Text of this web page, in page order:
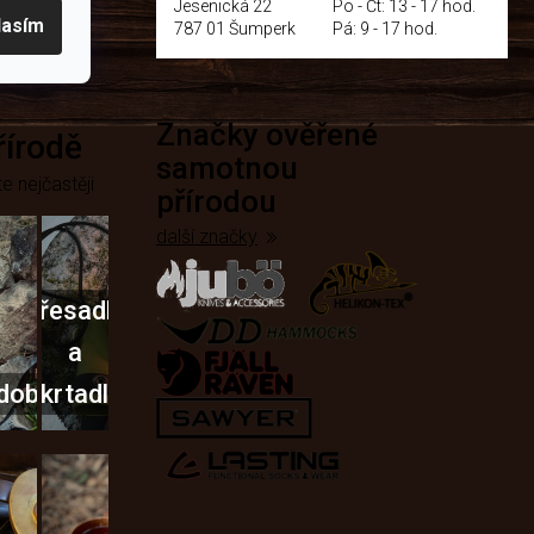
Jesenická 22
787 01 Šumperk
Po - Čt: 13 - 17 hod.
Pá: 9 - 17 hod.
nejčastěji
Křesadla
a
škrtadla
Značky ověřené
samotnou
přírodou
další značky